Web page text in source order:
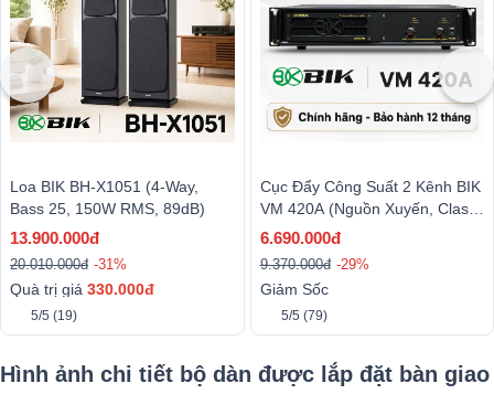
Loa BIK BH-X1051 (4-Way,
Bass 25, 150W RMS, 89dB)
13.900.000đ
20.010.000đ -31%
Quà trị giá 330.000đ
5/5 (19)
Cục Đẩy Công Suất 2 Kênh BIK
VM 420A (Nguồn Xuyến, Class
H, 400W)
6.690.000đ
9.370.000đ -29%
Giảm Sốc
5/5 (79)
Hình ảnh chi tiết bộ dàn được lắp đặt bàn giao